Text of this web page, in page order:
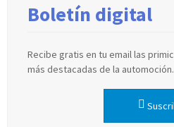
Boletín digital
Recibe gratis en tu email las
más destacadas de la automoción.